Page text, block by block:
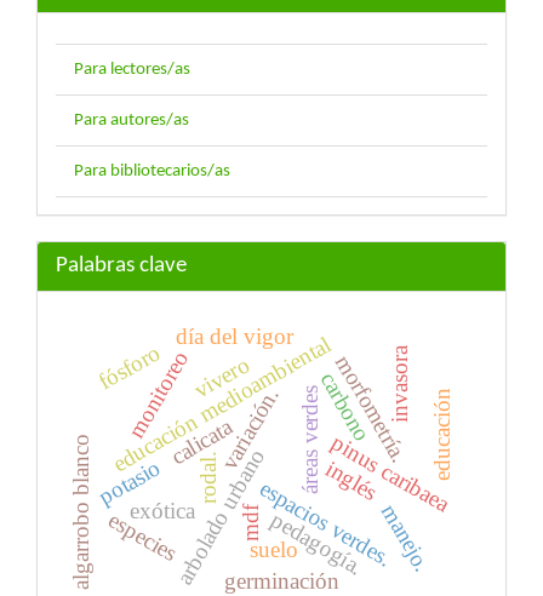
Para lectores/as
Para autores/as
Para bibliotecarios/as
Palabras clave
arbolado urbano
áreas verdes
especies espacios verdes.
pinus caribaea
variación. educación
pedagogía.
educación medioambiental
inglés
algarrobo blanco
morfometría.
germinación
vivero
día del vigor
monitoreo
exótica
invasora
manejo.
carbono
mdf
calicata
fósforo
suelo
potasio rodal.